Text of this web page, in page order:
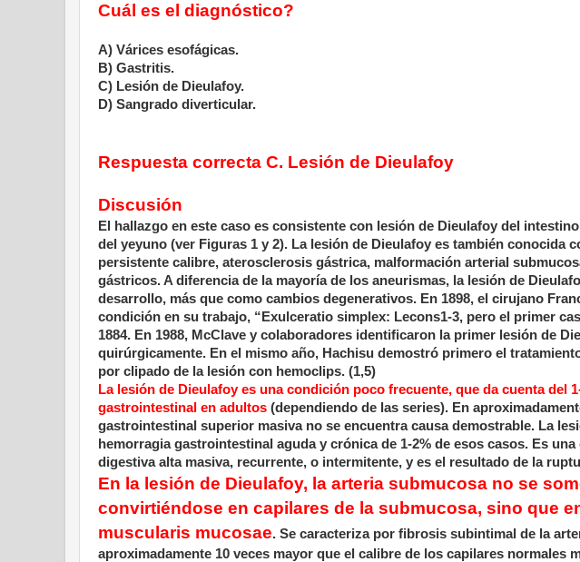
Cuál es el diagnóstico?
A) Várices esofágicas.
B) Gastritis.
C) Lesión de Dieulafoy.
D) Sangrado diverticular.
Respuesta correcta C. Lesión de Dieulafoy
Discusión
El hallazgo en este caso es consistente con lesión de Dieulafoy del
del yeyuno (ver Figuras 1 y 2). La lesión de Dieulafoy es también conocida
persistente calibre, aterosclerosis gástrica, malformación arterial
gástricos. A diferencia de la mayoría de los aneurismas, la lesión de
desarrollo, más que como cambios degenerativos. En 1898, el cirujano
condición en su trabajo, “Exulceratio simplex: Lecons1-3, pero el primer
1884. En 1988, McClave y colaboradores identificaron la primer lesión de
quirúrgicamente. En el mismo año, Hachisu demostró primero el
por clipado de la lesión con hemoclips. (1,5)
La lesión de Dieulafoy es una condición poco frecuente, que da cuenta del
gastrointestinal en adultos (dependiendo de las series). En
gastrointestinal superior masiva no se encuentra causa demostrable. La
hemorragia gastrointestinal aguda y crónica de 1-2% de esos casos. Es
digestiva alta masiva, recurrente, o intermitente, y es el resultado de la
En la lesión de Dieulafoy, la arteria submucosa no se
convirtiéndose en capilares de la submucosa, sino que
muscularis mucosae. Se caracteriza por fibrosis subintimal de la
aproximadamente 10 veces mayor que el calibre de los capilares normales